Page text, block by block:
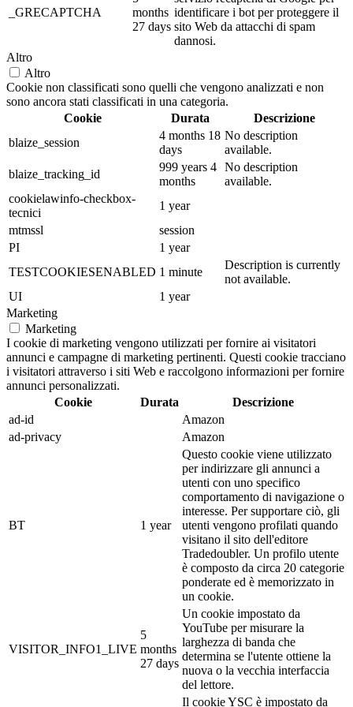
_GRECAPTCHA
months
27 days
identificare i bot per proteggere il
sito Web da attacchi di spam
dannosi.
Altro
Altro
Cookie non classificati sono quelli che vengono analizzati e non
sono ancora stati classificati in una categoria.
Cookie
Durata
Descrizione
blaize_session
4 months 18
days
No description
available.
blaize_tracking_id
999 years 4
months
No description
available.
cookielawinfo-checkbox-
tecnici
1 year
mtmssl
session
PI
1 year
TESTCOOKIESENABLED 1 minute
Description is currently
not available.
UI
1 year
Marketing
Marketing
I cookie di marketing vengono utilizzati per fornire ai visitatori
annunci e campagne di marketing pertinenti. Questi cookie tracciano
i visitatori attraverso i siti Web e raccolgono informazioni per fornire
annunci personalizzati.
Cookie
Durata
Descrizione
ad-id
Amazon
ad-privacy
Amazon
BT 1 year
Questo cookie viene utilizzato
per indirizzare gli annunci a
utenti con uno specifico
comportamento di navigazione o
interesse. Per supportare ciò, gli
utenti vengono profilati quando
visitano il sito dell'editore
Tradedoubler. Un profilo utente
è composto da circa 20 categorie
ponderate ed è memorizzato in
un cookie.
VISITOR_INFO1_LIVE
5
months
27 days
Un cookie impostato da
YouTube per misurare la
larghezza di banda che
determina se l'utente ottiene la
nuova o la vecchia interfaccia
del lettore.
Il cookie YSC è impostato da